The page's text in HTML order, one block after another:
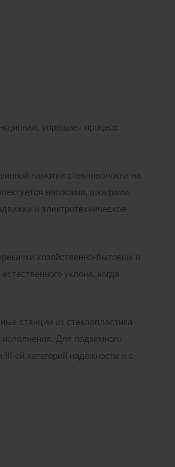
упрощает процесс
намотки стекловолокна на
насосами, шкафами
и электротехническое
хозяйственно-бытовых и
уклона, когда
станции из стеклопластика
Для подземного
ей категорий надёжности и с